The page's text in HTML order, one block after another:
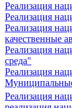
Реализация
Реализация
Реализация
качественные
Реализация
среда"
Реализация
Реализация